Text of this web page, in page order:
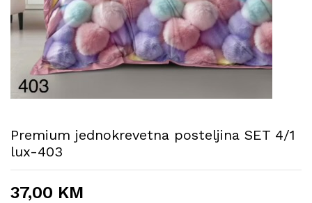
Premium jednokrevetna posteljina SET 4/1
lux-403
37,00 KM